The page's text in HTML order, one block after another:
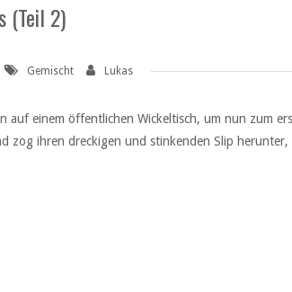
(Teil 2)
Gemischt Lukas
einem öffentlichen Wickeltisch, um nun zum
zog ihren dreckigen und stinkenden Slip